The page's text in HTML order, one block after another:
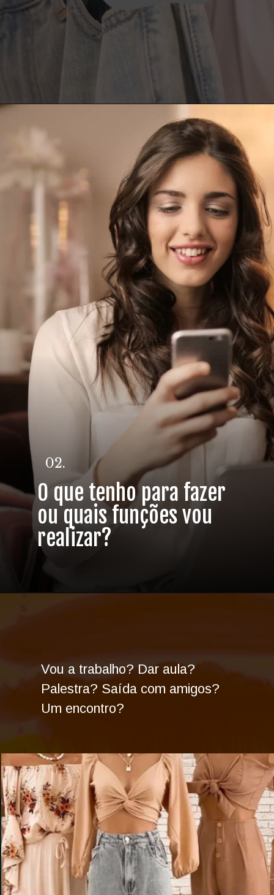
O que tenho para fazer
ou quais funções vou
realizar?
02.
Vou a trabalho? Dar aula?
Palestra? Saída com amigos?
Um encontro?